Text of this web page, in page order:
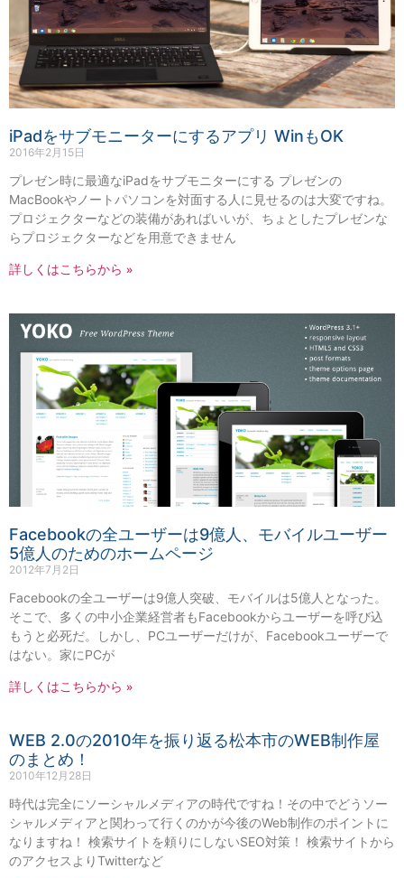
iPadをサブモニーターにするアプリ WinもOK
2016年2月15日
プレゼン時に最適なiPadをサブモニターにする プレゼンの
MacBookやノートパソコンを対面する人に見せるのは大変ですね。
プロジェクターなどの装備があればいいが、ちょとしたプレゼンな
らプロジェクターなどを用意できません
詳しくはこちらから »
Facebookの全ユーザーは9億人、モバイルユーザー
5億人のためのホームページ
2012年7月2日
Facebookの全ユーザーは9億人突破、モバイルは5億人となった。
そこで、多くの中小企業経営者もFacebookからユーザーを呼び込
もうと必死だ。しかし、PCユーザーだけが、Facebookユーザーで
はない。家にPCが
詳しくはこちらから »
WEB 2.0の2010年を振り返る松本市のWEB制作屋
のまとめ！
2010年12月28日
時代は完全にソーシャルメディアの時代ですね！その中でどうソー
シャルメディアと関わって行くのかが今後のWeb制作のポイントに
なりますね！ 検索サイトを頼りにしないSEO対策！ 検索サイトから
のアクセスよりTwitterなど